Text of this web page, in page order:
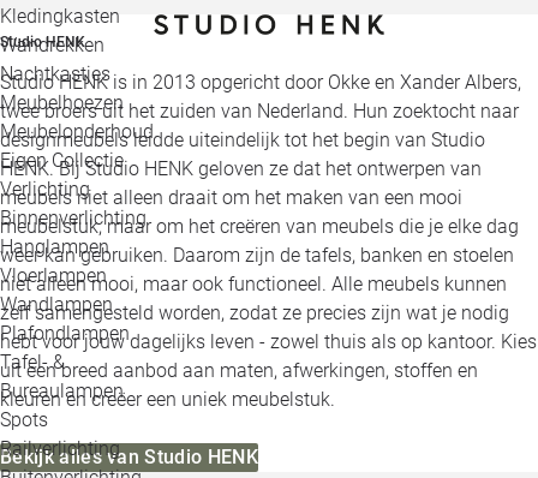
Kledingkasten
Wandrekken
Nachtkastjes
Meubelhoezen
Meubelonderhoud
Eigen Collectie
Verlichting
Binnenverlichting
Hanglampen
Vloerlampen
Wandlampen
Plafondlampen
Tafel- &
Bureaulampen
Spots
Railverlichting
Studio HENK
Studio HENK is in 2013 opgericht door Okke en Xander Albers,
twee broers uit het zuiden van Nederland. Hun zoektocht naar
designmeubels leidde uiteindelijk tot het begin van Studio
HENK. Bij Studio HENK geloven ze dat het ontwerpen van
meubels niet alleen draait om het maken van een mooi
meubelstuk, maar om het creëren van meubels die je elke dag
weer kan gebruiken. Daarom zijn de tafels, banken en stoelen
niet alleen mooi, maar ook functioneel. Alle meubels kunnen
zelf samengesteld worden, zodat ze precies zijn wat je nodig
hebt voor jouw dagelijks leven - zowel thuis als op kantoor. Kies
uit een breed aanbod aan maten, afwerkingen, stoffen en
kleuren en creëer een uniek meubelstuk.
Bekijk alles van Studio HENK